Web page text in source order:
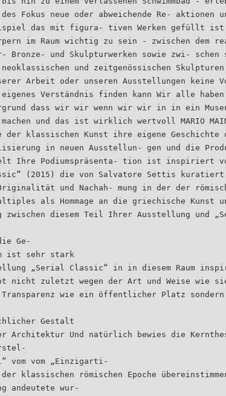
Fokus neue oder abweichende Re- aktionen
das mit figura- tiven Werken gefüllt
im Raum wichtig zu sein - zwischen dem
Bronze- und Skulpturwerken sowie zwi- schen
und zeitgenössischen
Arbeit oder unseren Ausstellungen keine
Verständnis finden kann Wir alle
dass wir wir wenn wir wir in in ein
machen und das ist wirklich wertvoll MARIO
der klassischen Kunst ihre eigene
in neuen Ausstellun- gen und die
Ihre Podiumspräsenta- tion ist inspiriert
(2015) die von Salvatore Settis kuratiert
und Nachah- mung in der der
als Hommage an die griechische Kunst
zwischen diesem Teil Ihrer Ausstellung und
Ge-
ist sehr stark
„Serial Classic“ in in diesem Raum
nicht zuletzt wegen der Art und Weise wie
Transparenz wie ein öffentlicher Platz
Gestalt
Architektur Und natürlich bewies die
vom vom „Einzigarti-
klassischen römischen Epoche
andeutete wur-